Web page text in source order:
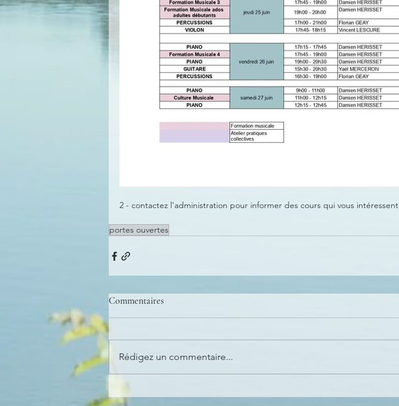
2 - contactez l'administration pour informer des cours qui vous intéressent
portes ouvertes
Commentaires
Rédigez un commentaire...